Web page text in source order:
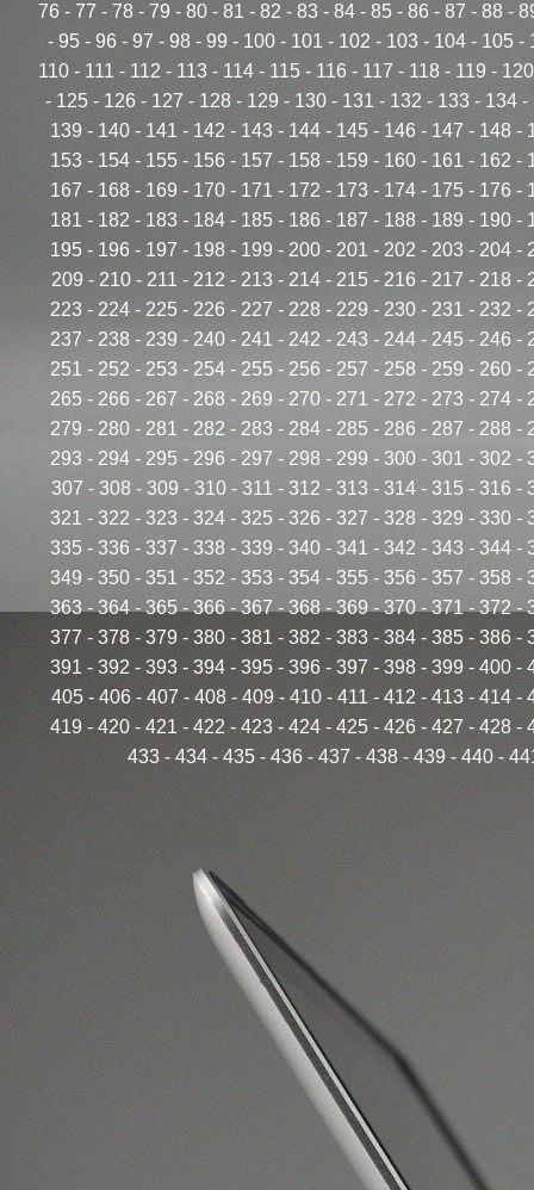
76 - 77 - 78 - 79 - 80 - 81 - 82 - 83 - 84 - 85 - 86 - 87 - 88 -
- 95 - 96 - 97 - 98 - 99 - 100 - 101 - 102 - 103 - 104 - 105 -
110 - 111 - 112 - 113 - 114 - 115 - 116 - 117 - 118 - 119 - 120
- 125- 126 - 127 - 128 - 129 - 130- 131 - 132 - 133- 134-
139 - 140 - 141 - 142 - 143 - 144 - 145 - 146 - 147 - 148 -
153 - 154 - 155 - 156 - 157 - 158 - 159 - 160 - 161 - 162 -
167 - 168 - 169 - 170 - 171 - 172 - 173 - 174 - 175 - 176 -
181 - 182 - 183 - 184 - 185 - 186 - 187 - 188 - 189 - 190 -
195 - 196 - 197 - 198 - 199 - 200 - 201 - 202 - 203 - 204 -
209 - 210- 211 - 212 - 213 - 214- 215- 216 - 217 - 218-
223 - 224 - 225 - 226 - 227 - 228 - 229 - 230 - 231 - 232 -
237 - 238 - 239 - 240 - 241 - 242 - 243 - 244 - 245 - 246 -
251 - 252 - 253 - 254 - 255 - 256 - 257 - 258 - 259 - 260 -
265 - 266 - 267 - 268 - 269 - 270 - 271 - 272 - 273 - 274 -
279 - 280 - 281 - 282 - 283 - 284 - 285 - 286 - 287 - 288 -
293 - 294 - 295 - 296 - 297 - 298 - 299 - 300 - 301 - 302 -
307 - 308 - 309 - 310- 311 - 312 - 313 - 314- 315 - 316 -
321 - 322 - 323 - 324 - 325 - 326 - 327 - 328 - 329 - 330 -
335 - 336 - 337 - 338 - 339 - 340 - 341 - 342 - 343 - 344 -
349 - 350 - 351 - 352 - 353 - 354 - 355 - 356 - 357 - 358 -
363-364-365-366-367-368-369-370-371-372-
377 - 378 - 379 - 380 - 381 - 382 - 383 - 384 - 385 - 386 -
391 - 392 - 393 - 394 - 395 - 396 - 397 - 398 - 399 - 400 -
405- 406 - 407 - 408- 409- 410- 411 - 412 - 413- 414-
419 - 420 - 421 - 422 - 423 - 424 - 425 - 426 - 427 - 428 -
433- 434- 435- 436- 437 - 438- 439- 440-